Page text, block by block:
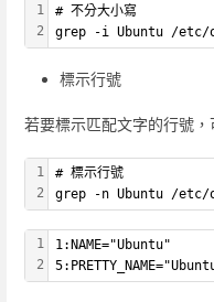
1
2
# 不分大小寫
grep -i Ubuntu /etc/
標示行號
若要標示匹配文字的行號，
1
2
# 標示行號
grep -n Ubuntu /etc/
1
2
1:NAME="Ubuntu"